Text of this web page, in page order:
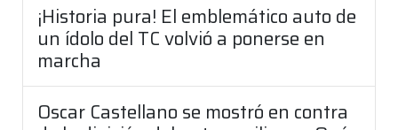
¡Historia pura! El emblemático auto de
un ídolo del TC volvió a ponerse en
marcha
Oscar Castellano se mostró en contra